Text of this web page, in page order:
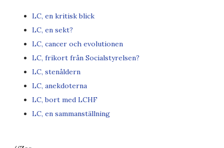
LC, en kritisk blick
LC, en sekt?
LC, cancer och evolutionen
LC, frikort från Socialstyrelsen?
LC, stenåldern
LC, anekdoterna
LC, bort med LCHF
LC, en sammanställning